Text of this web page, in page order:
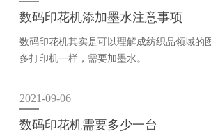
数码印花机添加墨水注意事项
数码印花机其实是可以理解成纺织品领域的
多打印机一样，需要加墨水。
2021-09-06
数码印花机需要多少一台